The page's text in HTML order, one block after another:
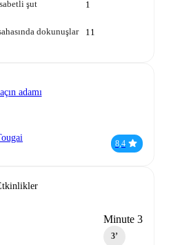
şut 1
dokunuşlar 11
adamı
8,4
Minute 3
3‎’‎